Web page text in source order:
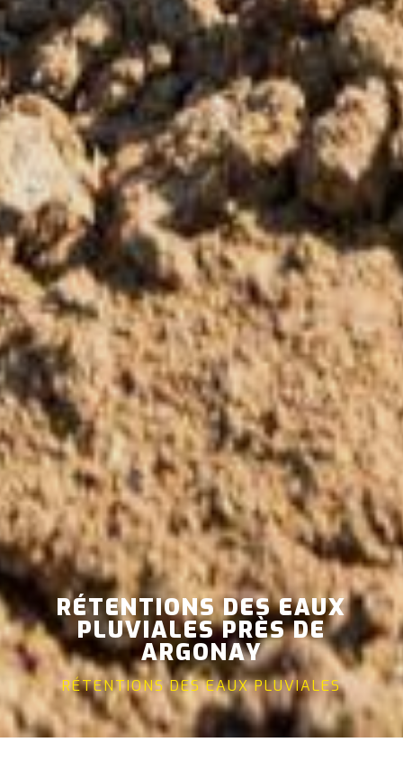
RÉTENTIONS DES EAUX
PLUVIALES PRÈS DE
ARGONAY
RÉTENTIONS DES EAUX PLUVIALES